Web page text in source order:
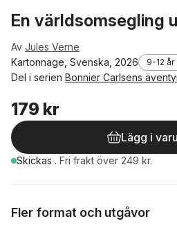
En världsomsegling
Av Jules Verne
Kartonnage, Svenska, 2026
9-12 år
Del i serien Bonnier Carlsens
179 kr
Lägg i
Skickas . Fri frakt över 249 kr.
Fler format och utgåvor